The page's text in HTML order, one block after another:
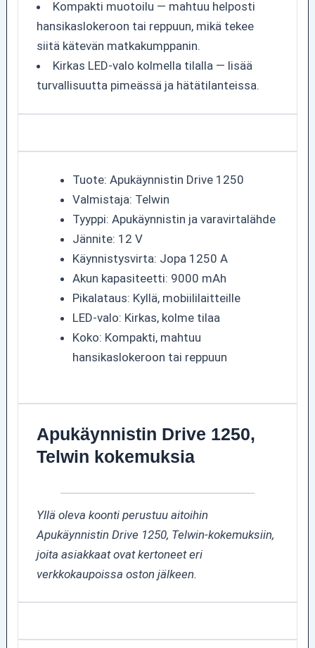
Kompakti muotoilu — mahtuu helposti
hansikaslokeroon tai reppuun, mikä tekee
siitä kätevän matkakumppanin.
Kirkas LED-valo kolmella tilalla — lisää
turvallisuutta pimeässä ja hätätilanteissa.
Tuote: Apukäynnistin Drive 1250
Valmistaja: Telwin
Tyyppi: Apukäynnistin ja varavirtalähde
Jännite: 12 V
Käynnistysvirta: Jopa 1250 A
Akun kapasiteetti: 9000 mAh
Pikalataus: Kyllä, mobiililaitteille
LED-valo: Kirkas, kolme tilaa
Koko: Kompakti, mahtuu
hansikaslokeroon tai reppuun
Apukäynnistin Drive 1250,
Telwin kokemuksia
Yllä oleva koonti perustuu aitoihin
Apukäynnistin Drive 1250, Telwin-kokemuksiin,
joita asiakkaat ovat kertoneet eri
verkkokaupoissa oston jälkeen.